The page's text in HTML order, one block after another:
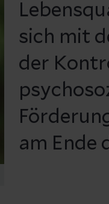
sich mit
der
am Ende